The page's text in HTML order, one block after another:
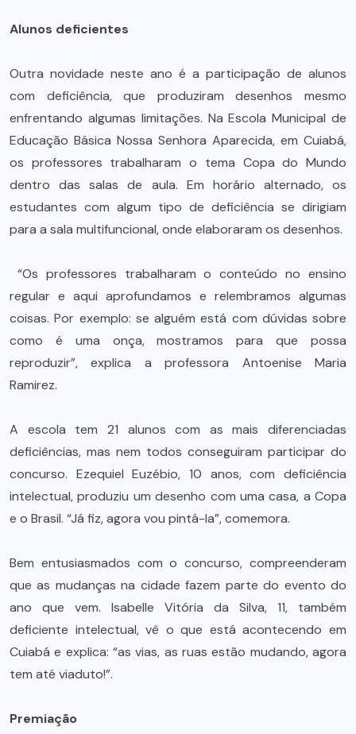
Alunos deficientes
Outra novidade neste ano é a participação de alunos
com deficiência, que produziram desenhos mesmo
enfrentando algumas limitações. Na Escola Municipal de
Educação Básica Nossa Senhora Aparecida, em Cuiabá,
os professores trabalharam o tema Copa do Mundo
dentro das salas de aula. Em horário alternado, os
estudantes com algum tipo de deficiência se dirigiam
para a sala multifuncional, onde elaboraram os desenhos.
“Os professores trabalharam o conteúdo no ensino
regular e aqui aprofundamos e relembramos algumas
coisas. Por exemplo: se alguém está com dúvidas sobre
como é uma onça, mostramos para que possa
reproduzir”, explica a professora Antoenise Maria
Ramirez.
A escola tem 21 alunos com as mais diferenciadas
deficiências, mas nem todos conseguiram participar do
concurso. Ezequiel Euzébio, 10 anos, com deficiência
intelectual, produziu um desenho com uma casa, a Copa
e o Brasil. “Já fiz, agora vou pintá-la”, comemora.
Bem entusiasmados com o concurso, compreenderam
que as mudanças na cidade fazem parte do evento do
ano que vem. Isabelle Vitória da Silva, 11, também
deficiente intelectual, vê o que está acontecendo em
Cuiabá e explica: “as vias, as ruas estão mudando, agora
tem até viaduto!”.
Premiação